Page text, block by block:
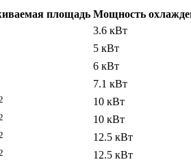
площадь Мощность
3.6 кВт
5 кВт
6 кВт
7.1 кВт
10 кВт
10 кВт
12.5 кВт
12.5 кВт